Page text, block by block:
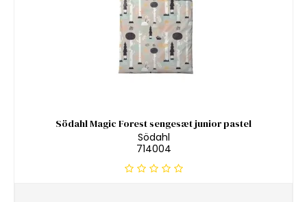
Södahl Magic Forest sengesæt junior pastel
Södahl
714004